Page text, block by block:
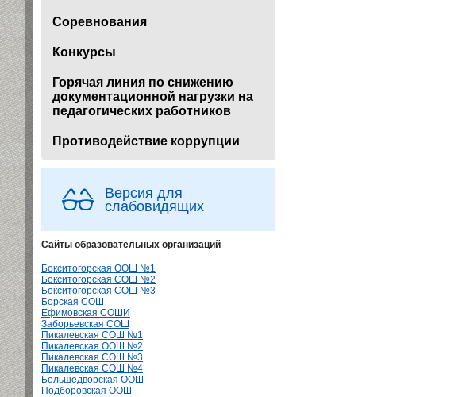
Соревнования
Конкурсы
Горячая линия по снижению
документационной нагрузки на
педагогических работников
Противодействие коррупции
Версия для
слабовидящих
Сайты образовательных организаций
Бокситогорская ООШ №1
Бокситогорская СОШ №2
Бокситогорская СОШ №3
Борская СОШ
Ефимовская СОШИ
Заборьевская СОШ
Пикалевская СОШ №1
Пикалевская ООШ №2
Пикалевская СОШ №3
Пикалевская СОШ №4
Большедворская ООШ
Подборовская ООШ